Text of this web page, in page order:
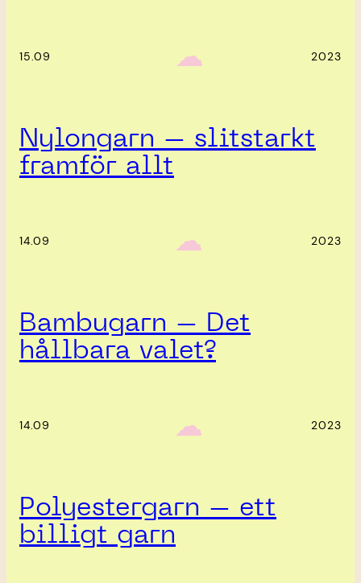
15.09 ‎ ‎‎ ☁︎‎‎ 2023
Nylongarn – slitstarkt
framför allt
14.09 ‎ ‎‎ ☁︎‎‎ 2023
Bambugarn – Det
hållbara valet?
14.09 ‎ ‎‎ ☁︎‎‎ 2023
Polyestergarn – ett
billigt garn